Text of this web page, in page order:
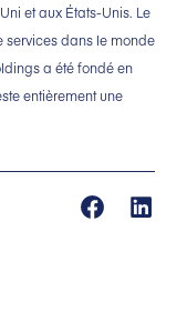
et aux États-Unis. Le
services dans le monde
a été fondé en
entièrement une